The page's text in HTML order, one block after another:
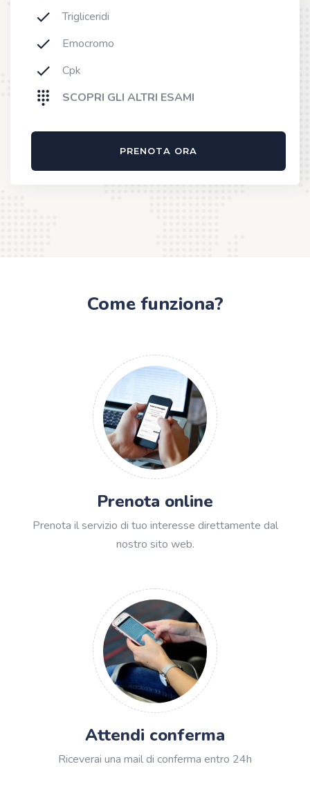
Trigliceridi
Emocromo
Cpk
SCOPRI GLI ALTRI ESAMI
PRENOTA ORA
Come funziona?
Prenota online
Prenota il servizio di tuo interesse direttamente dal
nostro sito web.
Attendi conferma
Riceverai una mail di conferma entro 24h